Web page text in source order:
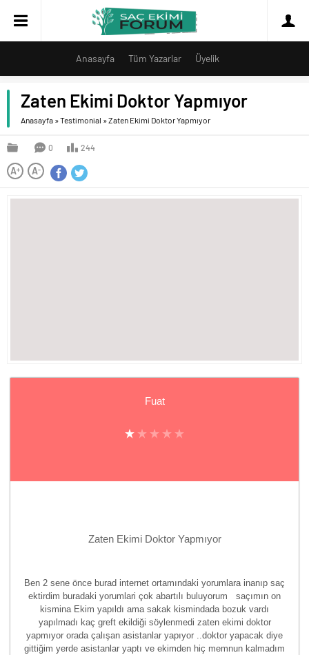
Anasayfa Tüm Yazarlar Üyelik
Zaten Ekimi Doktor Yapmıyor
Anasayfa »Testimonial »Zaten Ekimi Doktor Yapmıyor
0 244
A+ A-
Fuat
Zaten Ekimi Doktor Yapmıyor
Ben 2 sene önce burad internet ortamındaki yorumlara inanıp saç
ektirdim buradaki yorumlari çok abartılı buluyorum saçımın on
kismina Ekim yapıldı ama sakak kismindada bozuk vardı
yapılmadı kaç greft ekildiği söylenmedi zaten ekimi doktor
yapmıyor orada çalışan asistanlar yapıyor ..doktor yapacak diye
gittiğim yerde asistanlar yaptı ve ekimden hiç memnun kalmadım